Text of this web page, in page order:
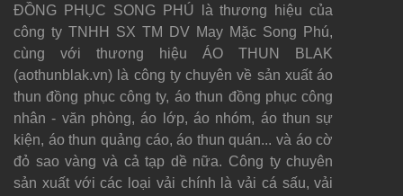
ĐỒNG PHỤC SONG PHÚ là thương hiệu của
công ty TNHH SX TM DV May Mặc Song Phú,
cùng với thương hiệu ÁO THUN BLAK
(aothunblak.vn) là công ty chuyên về sản xuất áo
thun đồng phục công ty, áo thun đồng phục công
nhân - văn phòng, áo lớp, áo nhóm, áo thun sự
kiện, áo thun quảng cáo, áo thun quán... và áo cờ
đỏ sao vàng và cả tạp dề nữa. Công ty chuyên
sản xuất với các loại vải chính là vải cá sấu, vải